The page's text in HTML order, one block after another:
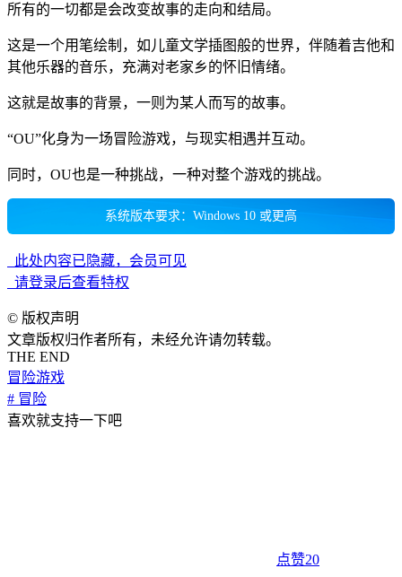
所有的一切都是会改变故事的走向和结局。
这是一个用笔绘制，如儿童文学插图般的世界，伴随着吉他和
其他乐器的音乐，充满对老家乡的怀旧情绪。
这就是故事的背景，一则为某人而写的故事。
“OU”化身为一场冒险游戏，与现实相遇并互动。
同时，OU也是一种挑战，一种对整个游戏的挑战。
系统版本要求：Windows 10 或更高
此处内容已隐藏，会员可见
请登录后查看特权
© 版权声明
文章版权归作者所有，未经允许请勿转载。
THE END
冒险游戏
# 冒险
喜欢就支持一下吧
点赞20